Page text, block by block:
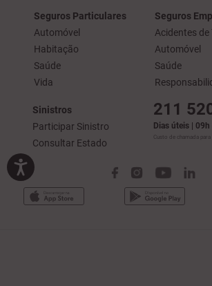
Seguros Particulares
Automóvel
Habitação
Saúde
Vida
Seguros
Acidentes de
Automóvel
Saúde
Sinistros
Participar Sinistro
Consultar Estado
211
Dias úteis | 09h
Custo de chamada